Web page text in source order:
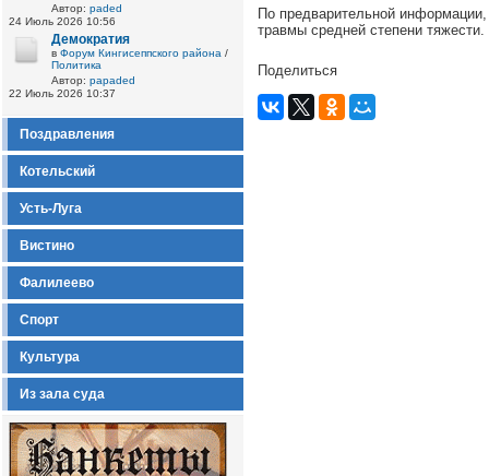
Автор: paded
24 Июль 2026 10:56
Демократия
в Форум Кингисеппского района /
Политика
Автор: papaded
22 Июль 2026 10:37
Поздравления
Котельский
Усть-Луга
Вистино
Фалилеево
Спорт
Культура
Из зала суда
По предварительной
травмы средней степени
Поделиться